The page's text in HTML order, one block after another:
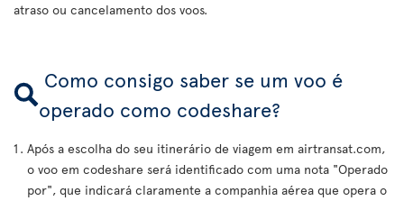
atraso ou cancelamento dos voos.
Como consigo saber se um voo é
operado como codeshare?
Após a escolha do seu itinerário de viagem em airtransat.com,
o voo em codeshare será identificado com uma nota "Operado
por", que indicará claramente a companhia aérea que opera o